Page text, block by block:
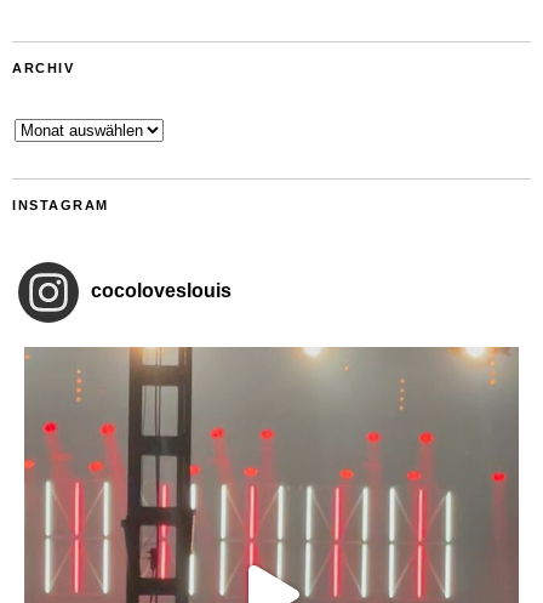
ARCHIV
Archiv
INSTAGRAM
cocoloveslouis